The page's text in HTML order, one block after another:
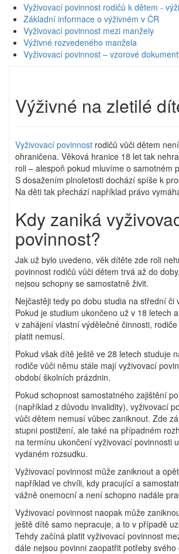
Vyživovací povinnost rodičů k dětem -
Základní informace o výživném v ČR
Vyživovací povinnost mezi manžely
Výživné rozvedeného manžela
Vyživovací povinnost – vzorové
Výživné na zletilé
Vyživovací povinnost rodičů vůči dětem
ohraničena. Věková hranice 18 let tak
roli – alespoň pokud mluvíme o samotném
S dosažením plnoletosti dochází spíše k
Na děti tak přechází například právo
Kdy zaniká
povinnost?
Jak už bylo uvedeno, věk dítěte zde roli
povinnost rodičů vůči dětem trvá až do
nejsou schopny se samostatně živit.
Nejčastěji tedy po dobu studia na střední či
Pokud je studium ukončeno už v 18 letech
v zahájení vlastní výdělečné činnosti,
platit nemusí.
Pokud však dítě ještě ve 28 letech studuje
rodiče vůči němu stále mají vyživovací
období školních prázdnin.
Pokud schopnost samostatného zajištění
(například z důvodu invalidity), vyživovací
vůči dětem nemusí vůbec zaniknout. Zde
stupni postižení, ale také na případném
na termínu ukončení vyživovací povinnosti
vydaném rozsudku.
Vyživovací povinnost může zaniknout a
například ve chvíli, kdy pracující a
vážně onemocní a není schopno nadále
Vyživovací povinnost naopak může
ještě dítě samo nepracuje, a to v případě
Tehdy začíná platit vyživovací povinnost
dále nejsou povinni zaopatřit potřeby svého